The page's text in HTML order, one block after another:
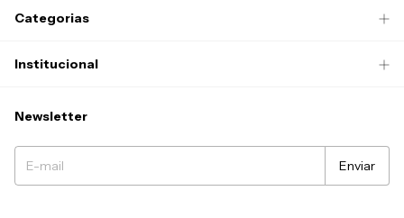
Categorias
Institucional
Newsletter